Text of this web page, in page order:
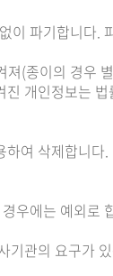
이 파기합니다.
(종이의 경우
개인정보는
하여 삭제합니다.
우에는 예외로
기관의 요구가